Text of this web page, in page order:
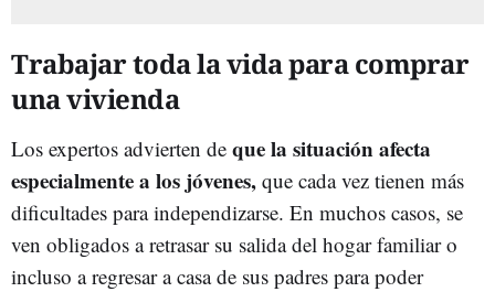
Trabajar toda la vida para comprar
una vivienda
Los expertos advierten de que la situación afecta
especialmente a los jóvenes, que cada vez tienen más
dificultades para independizarse. En muchos casos, se
ven obligados a retrasar su salida del hogar familiar o
incluso a regresar a casa de sus padres para poder